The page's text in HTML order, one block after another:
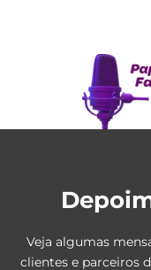
Veja algumas
clientes e parceiros